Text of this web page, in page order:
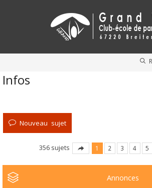
Infos
Nouveau sujet
356 sujets 1 2 3 4 5
Annonces